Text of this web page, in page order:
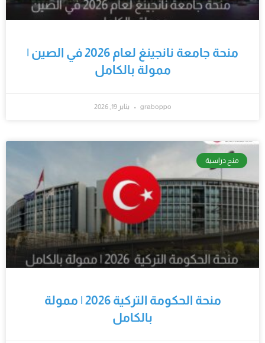
منحة جامعة نانجينغ لعام 2026 في الصين |
ممولة بالكامل
graboppo يناير 19, 2026
منح دراسية
منحة الحكومة التركية 2026 | ممولة
بالكامل